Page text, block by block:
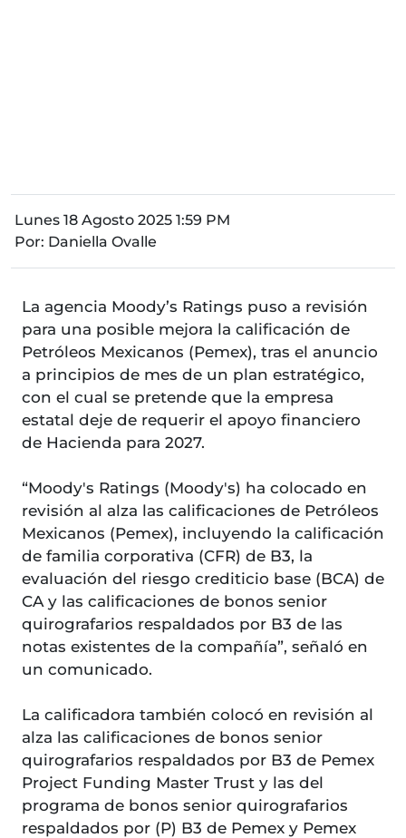
Lunes 18 Agosto 2025 1:59 PM
Por: Daniella Ovalle
La agencia Moody’s Ratings puso a revisión
para una posible mejora la calificación de
Petróleos Mexicanos (Pemex), tras el anuncio
a principios de mes de un plan estratégico,
con el cual se pretende que la empresa
estatal deje de requerir el apoyo financiero
de Hacienda para 2027.
“Moody's Ratings (Moody's) ha colocado en
revisión al alza las calificaciones de Petróleos
Mexicanos (Pemex), incluyendo la calificación
de familia corporativa (CFR) de B3, la
evaluación del riesgo crediticio base (BCA) de
CA y las calificaciones de bonos senior
quirografarios respaldados por B3 de las
notas existentes de la compañía”, señaló en
un comunicado.
La calificadora también colocó en revisión al
alza las calificaciones de bonos senior
quirografarios respaldados por B3 de Pemex
Project Funding Master Trust y las del
programa de bonos senior quirografarios
respaldados por (P) B3 de Pemex y Pemex